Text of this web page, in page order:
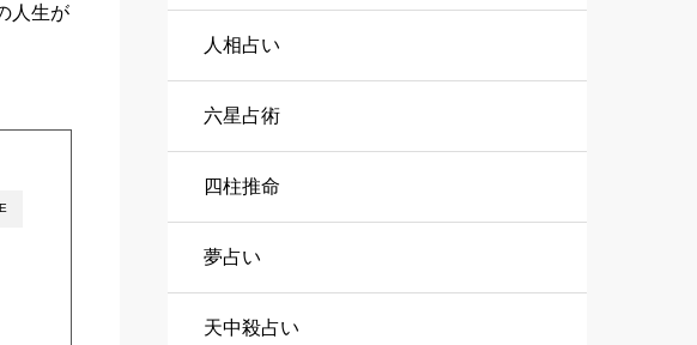
人生が
人相占い
六星占術
四柱推命
夢占い
天中殺占い